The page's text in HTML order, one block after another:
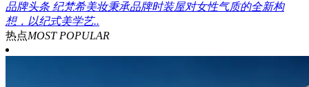
品牌头条 纪梵希美妆秉承品牌时装屋对女性气质的全新构
想，以纪式美学艺..
热点MOST POPULAR